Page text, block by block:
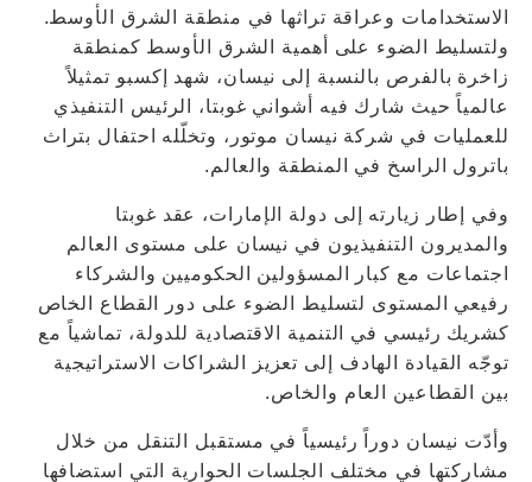
الاستخدامات وعراقة تراثها في منطقة الشرق الأوسط.
ولتسليط الضوء على أهمية الشرق الأوسط كمنطقة
زاخرة بالفرص بالنسبة إلى نيسان، شهد إكسبو تمثيلاً
عالمياً حيث شارك فيه أشواني غوبتا، الرئيس التنفيذي
للعمليات في شركة نيسان موتور، وتخلّله احتفال بتراث
باترول الراسخ في المنطقة والعالم.
وفي إطار زيارته إلى دولة الإمارات، عقد غوبتا
والمديرون التنفيذيون في نيسان على مستوى العالم
اجتماعات مع كبار المسؤولين الحكوميين والشركاء
رفيعي المستوى لتسليط الضوء على دور القطاع الخاص
كشريك رئيسي في التنمية الاقتصادية للدولة، تماشياً مع
توجّه القيادة الهادف إلى تعزيز الشراكات الاستراتيجية
بين القطاعين العام والخاص.
وأدّت نيسان دوراً رئيسياً في مستقبل التنقل من خلال
مشاركتها في مختلف الجلسات الحوارية التي استضافها